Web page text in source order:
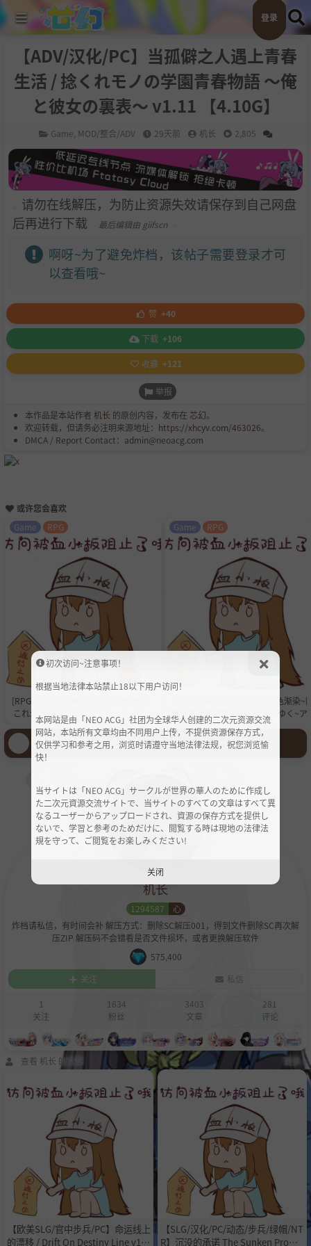
登录
【ADV/汉化/PC】当孤僻之人遇上青春
生活 / 捻くれモノの学園青春物語 ～俺
と彼女の裏表～ v1.11 【4.10G】
Game MOD/整合/ADV 29天前 机长 2,805
请勿在线解压，为防止资源失效请保存到自己网盘
后再进行下载
最后编辑由 giifscn
啊呀~为了避免炸档，该帖子需要登录才可
以查看哦~
赞 +40
下载 +106
收藏 +121
举报
本作品是本站作者 机长 的原创内容，发布在 芯幻。
欢迎转载，但请务必注明来源地址： https://xhcyv.com/463026。
DMCA / Report Contact：admin@neoacg.com
或许您会喜欢
[RPG/AI汉化] 这就是露露的城市建设！
これがルルゥのまちづくりっ！ +存档
[1.1G]
Game RPG
[RPG/官中步兵/PC+安卓]影色渐染~
斯林顿的妹神官~ 影に染まりゆく~ア
リントの妹神官~/Fallen Priestess:
Sister's Demonic Bloodline v1.3.3
全回想【5.9G】
Game RPG
登录后才能发言哦！
机长
1294587
心
炸档请私信，有时间会补 解压方式：删除SC解压001，得到文件删除SC再次解
压ZIP 解压码不会错看是否文件损坏，或者更换解压软件
575,400
关注
私信
1
关注
1634
粉丝
3403
文章
281
评论
查看 机长 的文章 更多 »
【欧美SLG/官中步兵/PC】命运线上
的漂移 / Drift On Destiny Line v1.0.
【SLG/汉化/PC/动态/步兵/绿帽/NT
R】沉没的承诺 The Sunken Promis
初次访问~注意事项！
根据当地法律本站禁止18以下用户访问！
本网站是由「NEO ACG」社团为全球华人创建的二次元资源交流
网站，本站所有文章均由不同用户上传，不提供资源保存方式，
仅供学习和参考之用，浏览时请遵守当地法律法规，祝您浏览愉
快！
当サイトは「NEO ACG」サークルが世界の華人のために作成し
た二次元資源交流サイトで、当サイトのすべての文章はすべて異
なるユーザーからアップロードされ、資源の保存方式を提供し
ないで、学習と参考のためだけに、閲覧する時は現地の法律法
規を守って、ご閲覧をお楽しみください!
关闭